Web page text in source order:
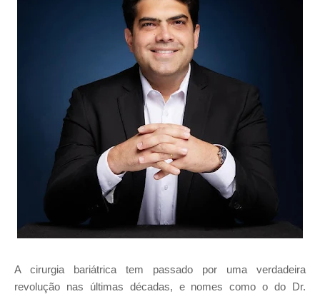
A cirurgia bariátrica tem passado por uma verdadeira
revolução nas últimas décadas, e nomes como o do Dr.